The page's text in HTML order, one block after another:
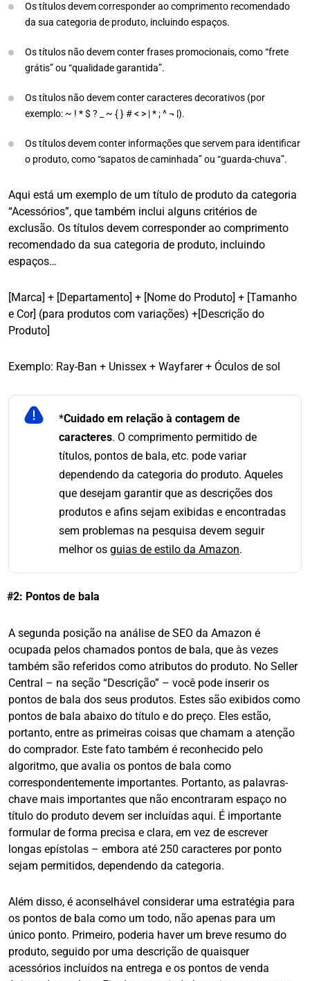
Os títulos devem corresponder ao comprimento recomendado
da sua categoria de produto, incluindo espaços.
Os títulos não devem conter frases promocionais, como “frete
grátis” ou “qualidade garantida”.
Os títulos não devem conter caracteres decorativos (por
exemplo: ~ ! * $ ? _ ~ { } # < > | * ; ^ ¬ ¦).
Os títulos devem conter informações que servem para identificar
o produto, como “sapatos de caminhada” ou “guarda-chuva”.
Aqui está um exemplo de um título de produto da categoria
“Acessórios”, que também inclui alguns critérios de
exclusão. Os títulos devem corresponder ao comprimento
recomendado da sua categoria de produto, incluindo
espaços…
[Marca] + [Departamento] + [Nome do Produto] + [Tamanho
e Cor] (para produtos com variações) +[Descrição do
Produto]
Exemplo: Ray-Ban + Unissex + Wayfarer + Óculos de sol
*Cuidado em relação à contagem de
caracteres. O comprimento permitido de
títulos, pontos de bala, etc. pode variar
dependendo da categoria do produto. Aqueles
que desejam garantir que as descrições dos
produtos e afins sejam exibidas e encontradas
sem problemas na pesquisa devem seguir
melhor os guias de estilo da Amazon.
#2: Pontos de bala
A segunda posição na análise de SEO da Amazon é
ocupada pelos chamados pontos de bala, que às vezes
também são referidos como atributos do produto. No Seller
Central – na seção “Descrição” – você pode inserir os
pontos de bala dos seus produtos. Estes são exibidos como
pontos de bala abaixo do título e do preço. Eles estão,
portanto, entre as primeiras coisas que chamam a atenção
do comprador. Este fato também é reconhecido pelo
algoritmo, que avalia os pontos de bala como
correspondentemente importantes. Portanto, as palavras-
chave mais importantes que não encontraram espaço no
título do produto devem ser incluídas aqui. É importante
formular de forma precisa e clara, em vez de escrever
longas epístolas – embora até 250 caracteres por ponto
sejam permitidos, dependendo da categoria.
Além disso, é aconselhável considerar uma estratégia para
os pontos de bala como um todo, não apenas para um
único ponto. Primeiro, poderia haver um breve resumo do
produto, seguido por uma descrição de quaisquer
acessórios incluídos na entrega e os pontos de venda